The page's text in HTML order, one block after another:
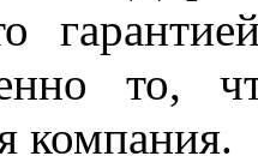
то,
компания.